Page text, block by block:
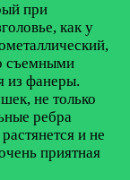
при
как у
съемными
из фанеры.
не только
ребра
и не
приятная